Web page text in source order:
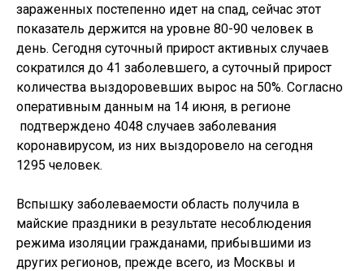
зараженных постепенно идет на спад, сейчас этот
показатель держится на уровне 80-90 человек в
день. Сегодня суточный прирост активных случаев
сократился до 41 заболевшего, а суточный прирост
количества выздоровевших вырос на 50%. Согласно
оперативным данным на 14 июня, в регионе
подтверждено 4048 случаев заболевания
коронавирусом, из них выздоровело на сегодня
1295 человек.
Вспышку заболеваемости область получила в
майские праздники в результате несоблюдения
режима изоляции гражданами, прибывшими из
других регионов, прежде всего, из Москвы и